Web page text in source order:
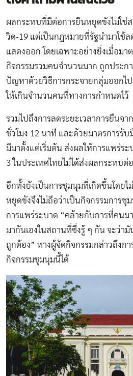
ผลกระทบที่มีต่อการยืนหยุดขังไม่ใช่
วิด-19 แต่เป็นกฎหมายที่รัฐนำมาใช้
แสดงออก โดยเฉพาะอย่างยิ่งเมื่อมา
กิจกรรมรวมคนจำนวนมาก ถูกประก
ปัญหาด้วยวิธีการกระจายกลุ่มออกไ
ให้เกินจำนวนคนที่ทางการกำหนดไว้
รวมไปถึงการลดระยะเวลาการยืนจา
ชั่วโมง 12 นาที และด้วยมาตรการรั
มีมาตั้งแต่เริ่มต้น ส่งผลให้การแพร่ร
3 ในประเทศไทยไม่ได้ส่งผลกระทบต่
อีกทั้งยังเป็นการชุมนุมที่เกิดขึ้นโดยไ
หยุดขังจึงไม่ถือว่าเป็นกิจกรรมการชุ
การแพร่ระบาด “คล้ายกับการที่คนม
มากันเองในสถานที่ซึ่งรู้ ๆ กัน จะว่า
ถูกต้อง” ทางผู้จัดกิจกรรมกล่าวถึงกา
กิจกรรมชุมนุมนี้ได้